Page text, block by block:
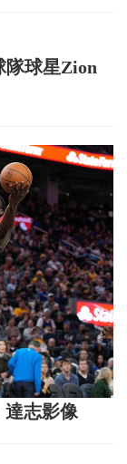
隊球星Zion
志影像